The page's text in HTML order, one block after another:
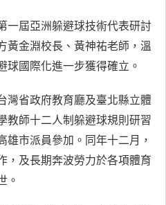
一屆亞洲躲避球技術代表研討
黃金淵校長、黃神祐老師，溫
球國際化進一步獲得確立。
灣省政府教育廳及臺北縣立體
教師十二人制躲避球規則研習
市派員參加。同年十二月，
，及長期奔波勞力於各項體育
。